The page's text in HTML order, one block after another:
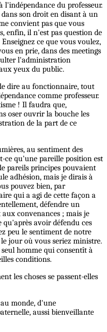
du professeur.
son droit en disant à un
convient pas que vous
enfin, il n'est pas question de
ce que vous voulez,
en prie, dans des meetings
l'administration
yeux du public.
dire au fonctionnaire, tout
comme professeur.
! Il faudra que,
oser ouvrir la bouche les
de la part de ce
au sentiment des
ce qu'une pareille position est
pareils principes pouvaient
adhésion, mais je dirais à
pouvez bien, par
qui a agi de cette façon a
défendre un
convenances ; mais je
avoir défendu ces
peu le sentiment de notre
jour où vous seriez ministre.
homme qui consentît à
conditions.
les choses se passent-elles
monde, d'une
aussi bienveillante